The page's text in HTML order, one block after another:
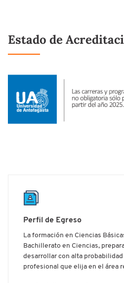
Estado de
Perfil de Egreso
La formación en Ciencias
Bachillerato en Ciencias,
desarrollar con alta
profesional que elija en el área